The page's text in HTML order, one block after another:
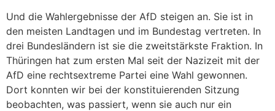
Und die Wahlergebnisse der AfD steigen an. Sie ist in
den meisten Landtagen und im Bundestag vertreten. In
drei Bundesländern ist sie die zweitstärkste Fraktion. In
Thüringen hat zum ersten Mal seit der Nazizeit mit der
AfD eine rechtsextreme Partei eine Wahl gewonnen.
Dort konnten wir bei der konstituierenden Sitzung
beobachten, was passiert, wenn sie auch nur ein